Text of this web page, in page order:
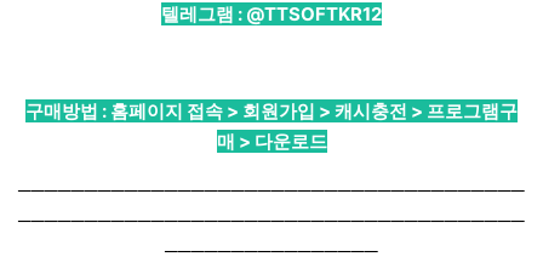
텔레그램 : @TTSOFTKR12
구매방법 : 홈페이지 접속 > 회원가입 > 캐시충전 > 프로그램구
매 > 다운로드
──────────────────────────────────────
──────────────────────────────────────
────────────────